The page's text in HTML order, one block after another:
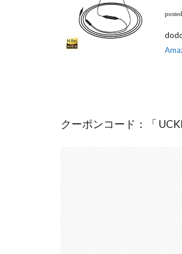
クーポンコード：「